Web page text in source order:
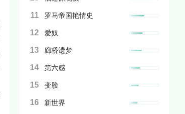
11 罗马帝国艳情史
12 爱奴
13 廊桥遗梦
14 第六感
15 变脸
16 新世界